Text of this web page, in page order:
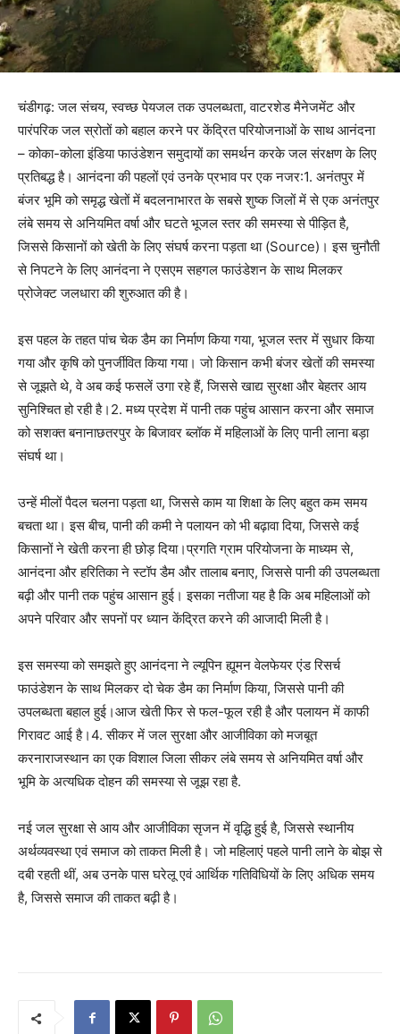
चंडीगढ़: जल संचय, स्वच्छ पेयजल तक उपलब्धता, वाटरशेड मैनेजमेंट और
पारंपरिक जल स्रोतों को बहाल करने पर केंद्रित परियोजनाओं के साथ आनंदना
– कोका-कोला इंडिया फाउंडेशन समुदायों का समर्थन करके जल संरक्षण के लिए
प्रतिबद्ध है। आनंदना की पहलों एवं उनके प्रभाव पर एक नजर:1. अनंतपुर में
बंजर भूमि को समृद्ध खेतों में बदलनाभारत के सबसे शुष्क जिलों में से एक अनंतपुर
लंबे समय से अनियमित वर्षा और घटते भूजल स्तर की समस्या से पीड़ित है,
जिससे किसानों को खेती के लिए संघर्ष करना पड़ता था (Source)। इस चुनौती
से निपटने के लिए आनंदना ने एसएम सहगल फाउंडेशन के साथ मिलकर
प्रोजेक्ट जलधारा की शुरुआत की है।
इस पहल के तहत पांच चेक डैम का निर्माण किया गया, भूजल स्तर में सुधार किया
गया और कृषि को पुनर्जीवित किया गया। जो किसान कभी बंजर खेतों की समस्या
से जूझते थे, वे अब कई फसलें उगा रहे हैं, जिससे खाद्य सुरक्षा और बेहतर आय
सुनिश्चित हो रही है।2. मध्य प्रदेश में पानी तक पहुंच आसान करना और समाज
को सशक्त बनानाछतरपुर के बिजावर ब्लॉक में महिलाओं के लिए पानी लाना बड़ा
संघर्ष था।
उन्हें मीलों पैदल चलना पड़ता था, जिससे काम या शिक्षा के लिए बहुत कम समय
बचता था। इस बीच, पानी की कमी ने पलायन को भी बढ़ावा दिया, जिससे कई
किसानों ने खेती करना ही छोड़ दिया।प्रगति ग्राम परियोजना के माध्यम से,
आनंदना और हरितिका ने स्टॉप डैम और तालाब बनाए, जिससे पानी की उपलब्धता
बढ़ी और पानी तक पहुंच आसान हुई। इसका नतीजा यह है कि अब महिलाओं को
अपने परिवार और सपनों पर ध्यान केंद्रित करने की आजादी मिली है।
इस समस्या को समझते हुए आनंदना ने ल्यूपिन ह्यूमन वेलफेयर एंड रिसर्च
फाउंडेशन के साथ मिलकर दो चेक डैम का निर्माण किया, जिससे पानी की
उपलब्धता बहाल हुई।आज खेती फिर से फल-फूल रही है और पलायन में काफी
गिरावट आई है।4. सीकर में जल सुरक्षा और आजीविका को मजबूत
करनाराजस्थान का एक विशाल जिला सीकर लंबे समय से अनियमित वर्षा और
भूमि के अत्यधिक दोहन की समस्या से जूझ रहा है.
नई जल सुरक्षा से आय और आजीविका सृजन में वृद्धि हुई है, जिससे स्थानीय
अर्थव्यवस्था एवं समाज को ताकत मिली है। जो महिलाएं पहले पानी लाने के बोझ से
दबी रहती थीं, अब उनके पास घरेलू एवं आर्थिक गतिविधियों के लिए अधिक समय
है, जिससे समाज की ताकत बढ़ी है।